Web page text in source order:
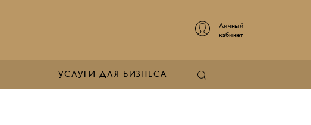
Личный
кабинет
УСЛУГИ ДЛЯ БИЗНЕСА